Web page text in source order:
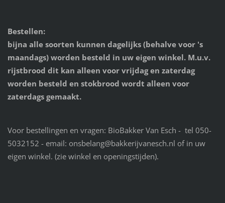
Bestellen:
bijna alle soorten kunnen dagelijks (behalve voor 's
maandags) worden besteld in uw eigen winkel. M.u.v.
rijstbrood dit kan alleen voor vrijdag en zaterdag
worden besteld en stokbrood wordt alleen voor
zaterdags gemaakt.
Voor bestellingen en vragen: BioBakker Van Esch - tel 050-
5032152 - email: onsbelang@bakkerijvanesch.nl of in uw
eigen winkel. (zie winkel en openingstijden).